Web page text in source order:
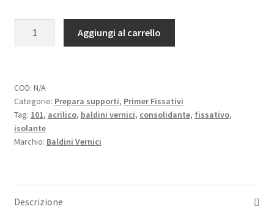
11,00 €
a
quantità
Aggiungi al carrello
COD: N/A
Categorie: Prepara supporti, Primer Fissativi
Tag: 101, acrilico, baldini vernici, consolidante, fissativo,
isolante
Marchio: Baldini Vernici
Descrizione